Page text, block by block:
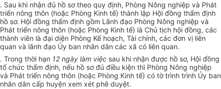
. Sau khi nhận đủ hồ sơ theo quy định, Phòng Nông nghiệp và Phát
triển nông thôn (hoặc Phòng Kinh tế) thành lập Hội đồng thẩm định
hồ sơ. Hội đồng thẩm định gồm Lãnh đạo Phòng Nông nghiệp và
Phát triển nông thôn (hoặc Phòng Kinh tế) là Chủ tịch hội đồng, các
thành viên là đại diện Phòng Kế hoạch, Tài chính, các đơn vị liên
quan và lãnh đạo Ủy ban nhân dân các xã có liên quan.
. Trong thời hạn 12 ngày làm việc sau khi nhận được hồ sơ, Hội đồng
tổ chức thẩm định, nếu hồ sơ đủ điều kiện thì Phòng Nông nghiệp
và Phát triển nông thôn (hoặc Phòng Kinh tế) có tờ trình trình Ủy ban
nhân dân cấp huyện xem xét phê duyệt.